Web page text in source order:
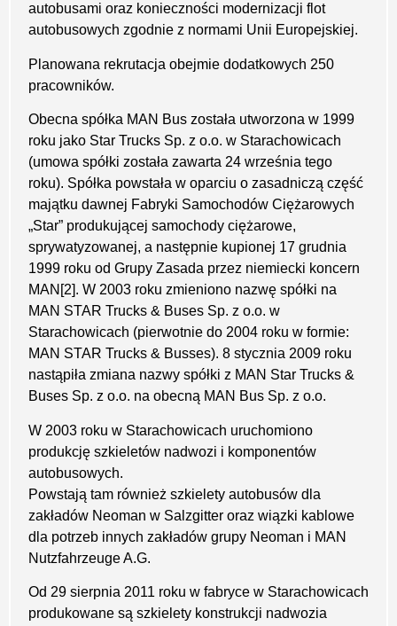
autobusami oraz konieczności modernizacji flot
autobusowych zgodnie z normami Unii Europejskiej.
Planowana rekrutacja obejmie dodatkowych 250
pracowników.
Obecna spółka MAN Bus została utworzona w 1999
roku jako Star Trucks Sp. z o.o. w Starachowicach
(umowa spółki została zawarta 24 września tego
roku). Spółka powstała w oparciu o zasadniczą część
majątku dawnej Fabryki Samochodów Ciężarowych
„Star” produkującej samochody ciężarowe,
sprywatyzowanej, a następnie kupionej 17 grudnia
1999 roku od Grupy Zasada przez niemiecki koncern
MAN[2]. W 2003 roku zmieniono nazwę spółki na
MAN STAR Trucks & Buses Sp. z o.o. w
Starachowicach (pierwotnie do 2004 roku w formie:
MAN STAR Trucks & Busses). 8 stycznia 2009 roku
nastąpiła zmiana nazwy spółki z MAN Star Trucks &
Buses Sp. z o.o. na obecną MAN Bus Sp. z o.o.
W 2003 roku w Starachowicach uruchomiono
produkcję szkieletów nadwozi i komponentów
autobusowych.
Powstają tam również szkielety autobusów dla
zakładów Neoman w Salzgitter oraz wiązki kablowe
dla potrzeb innych zakładów grupy Neoman i MAN
Nutzfahrzeuge A.G.
Od 29 sierpnia 2011 roku w fabryce w Starachowicach
produkowane są szkielety konstrukcji nadwozia